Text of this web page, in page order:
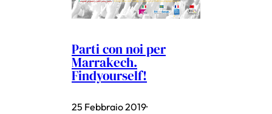
Parti con noi per
Marrakech.
Findyourself!
25 Febbraio 2019·